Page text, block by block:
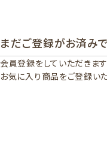
まだご登録がお済み
会員登録をしていただきま
お気に入り商品をご登録い